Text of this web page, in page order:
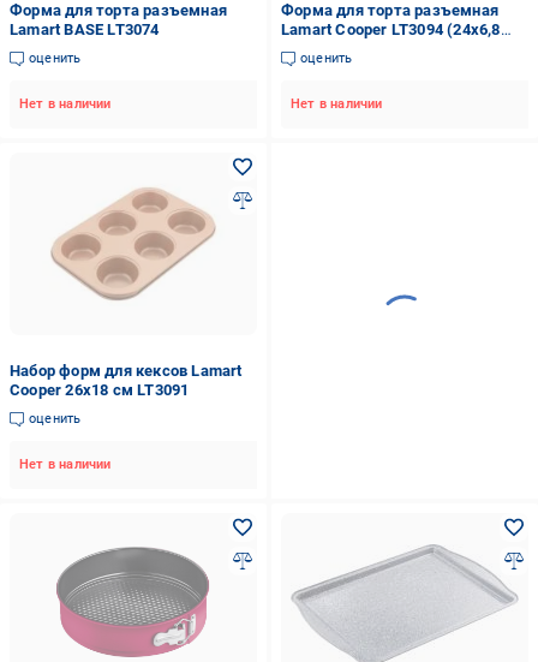
Форма для торта разъемная
Lamart BASE LT3074
оценить
Нет в наличии
Форма для торта разъемная
Lamart Cooper LT3094 (24х6,8
см)
оценить
Нет в наличии
Набор форм для кексов Lamart
Cooper 26х18 см LT3091
оценить
Нет в наличии